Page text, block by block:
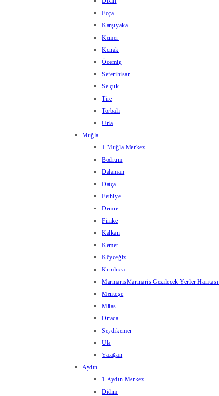
Foça
Karşıyaka
Kemer
Konak
Ödemiş
Seferihisar
Selçuk
Tire
Torbalı
Urla
Muğla
1-Muğla Merkez
Bodrum
Dalaman
Datça
Fethiye
Demre
Finike
Kalkan
Kemer
Köyceğiz
Kumluca
MarmarisMarmaris Gezilecek Yerler
Menteşe
Milas
Ortaca
Seydikemer
Ula
Yatağan
Aydın
1-Aydın Merkez
Didim